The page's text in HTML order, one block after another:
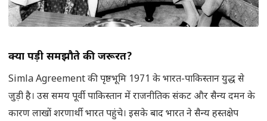
क्यों पड़ी समझौते की जरूरत?
Simla Agreement की पृष्ठभूमि 1971 के भारत-पाकिस्तान युद्ध से
जुड़ी है। उस समय पूर्वी पाकिस्तान में राजनीतिक संकट और सैन्य दमन के
कारण लाखों शरणार्थी भारत पहुंचे। इसके बाद भारत ने सैन्य हस्तक्षेप